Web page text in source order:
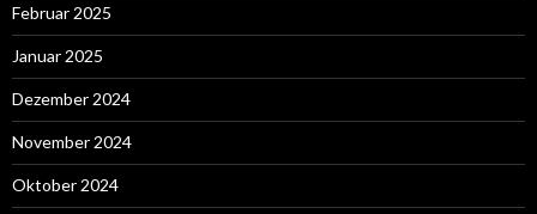
Februar 2025
Januar 2025
Dezember 2024
November 2024
Oktober 2024